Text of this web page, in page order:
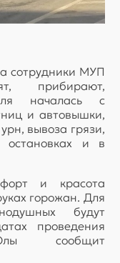
сотрудники МУП
прибирают,
началась с
и автовышки,
вывоза грязи,
остановках и в
и красота
горожан. Для
будут
проведения
Олы сообщит